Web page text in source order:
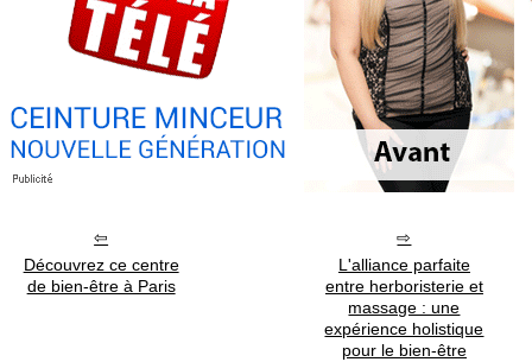
Découvrez ce centre
de bien-être à Paris
L'alliance parfaite
entre herboristerie et
massage : une
expérience holistique
pour le bien-être